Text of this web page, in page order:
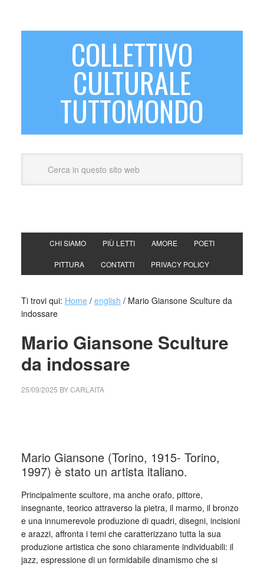
COLLETTIVO
CULTURALE
TUTTOMONDO
CHI SIAMO PIÙ LETTI AMORE POETI
PITTURA CONTATTI PRIVACY POLICY
Ti trovi qui: Home / english /Mario Giansone Sculture da
indossare
Mario Giansone Sculture
da indossare
25/09/2025 BYCARLAITA
Mario Giansone (Torino, 1915- Torino,
1997) è stato un artista italiano.
Principalmente scultore, ma anche orafo, pittore,
insegnante, teorico attraverso la pietra, il marmo, il bronzo
e una innumerevole produzione di quadri, disegni, incisioni
e arazzi, affronta i temi che caratterizzano tutta la sua
produzione artistica che sono chiaramente individuabili: il
jazz, espressione di un formidabile dinamismo che si